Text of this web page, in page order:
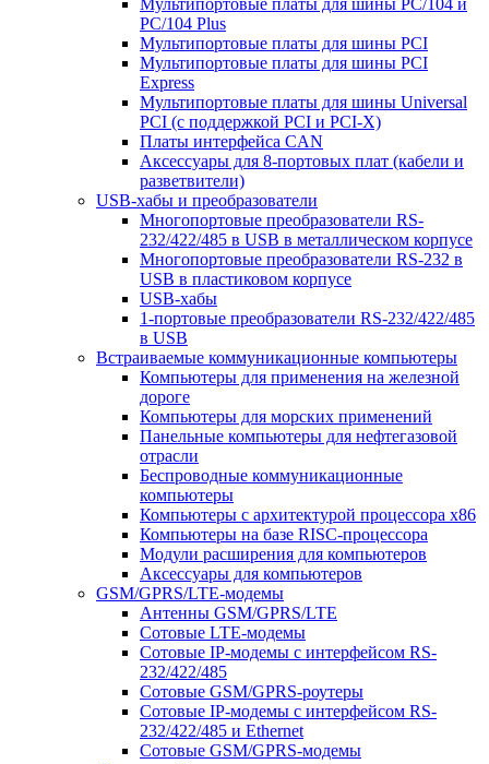
Мультипортовые платы для шины PC/104 и
PC/104 Plus
Мультипортовые платы для шины PCI
Мультипортовые платы для шины PCI
Express
Мультипортовые платы для шины Universal
PCI (с поддержкой PCI и PCI-X)
Платы интерфейса CAN
Аксессуары для 8-портовых плат (кабели и
разветвители)
USB-хабы и преобразователи
Многопортовые преобразователи RS-
232/422/485 в USB в металлическом корпусе
Многопортовые преобразователи RS-232 в
USB в пластиковом корпусе
USB-хабы
1-портовые преобразователи RS-232/422/485
в USB
Встраиваемые коммуникационные компьютеры
Компьютеры для применения на железной
дороге
Компьютеры для морских применений
Панельные компьютеры для нефтегазовой
отрасли
Беспроводные коммуникационные
компьютеры
Компьютеры с архитектурой процессора x86
Компьютеры на базе RISC-процессора
Модули расширения для компьютеров
Аксессуары для компьютеров
GSM/GPRS/LTE-модемы
Антенны GSM/GPRS/LTE
Сотовые LTE-модемы
Сотовые IP-модемы с интерфейсом RS-
232/422/485
Сотовые GSM/GPRS-роутеры
Сотовые IP-модемы с интерфейсом RS-
232/422/485 и Ethernet
Сотовые GSM/GPRS-модемы